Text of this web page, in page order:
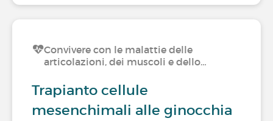
Convivere con le malattie delle
articolazioni, dei muscoli e dello…
Trapianto cellule
mesenchimali alle ginocchia